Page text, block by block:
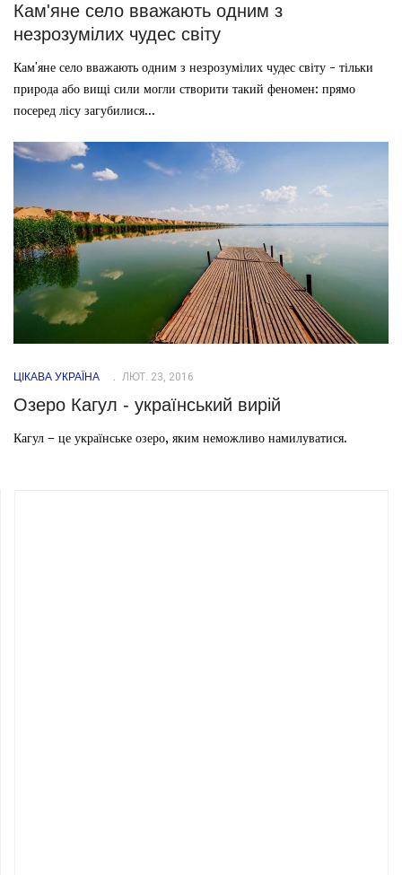
Кам'яне село вважають одним з
незрозумілих чудес світу
Кам'яне село вважають одним з незрозумілих чудес світу - тільки
природа або вищі сили могли створити такий феномен: прямо
посеред лісу загубилися...
ЦІКАВА УКРАЇНА ЛЮТ. 23, 2016
Озеро Кагул - український вирій
Кагул – це українське озеро, яким неможливо намилуватися.